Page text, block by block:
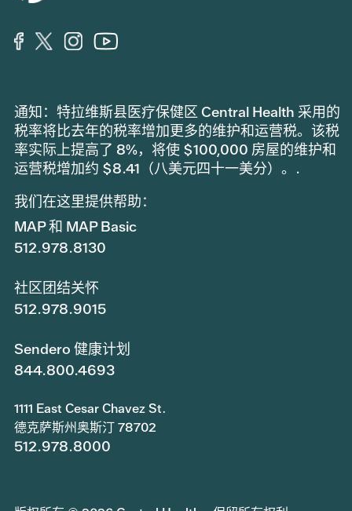
通知：特拉维斯县医疗保健区 Central Health 采用的
税率将比去年的税率增加更多的维护和运营税。该税
率实际上提高了 8%，将使 $100,000 房屋的维护和
运营税增加约 $8.41（八美元四十一美分）。.
我们在这里提供帮助：
MAP 和 MAP Basic
512.978.8130
社区团结关怀
512.978.9015
Sendero 健康计划
844.800.4693
1111 East Cesar Chavez St.
德克萨斯州奥斯汀 78702
512.978.8000